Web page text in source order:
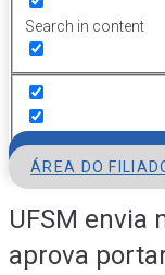
Search in content
ÁREA DO
UFSM envia
aprova